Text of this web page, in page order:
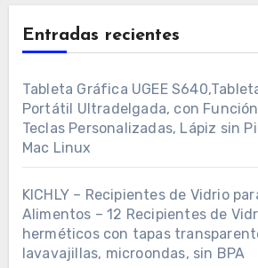
Entradas recientes
Tableta Gráfica UGEE
Portátil Ultradelgada, con
Teclas Personalizadas, Lápiz sin
Mac Linux
KICHLY – Recipientes de Vidrio
Alimentos – 12 Recipientes de
herméticos con tapas
lavavajillas, microondas, sin BPA